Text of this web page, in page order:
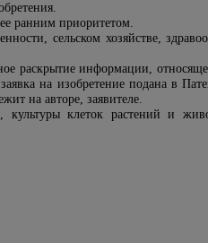
ранним приоритетом.
сельском хозяйстве,
раскрытие информации,
на изобретение подана в
на авторе, заявителе.
культуры клеток растений и